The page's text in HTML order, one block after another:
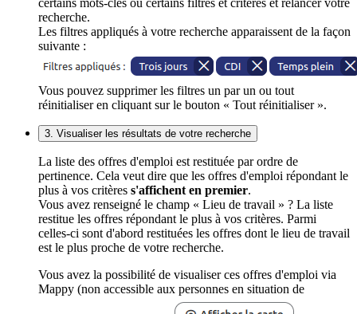
recherche.
Les filtres appliqués à votre recherche apparaissent de la façon
suivante :
Vous pouvez supprimer les filtres un par un ou tout
réinitialiser en cliquant sur le bouton « Tout réinitialiser ».
3. Visualiser les résultats de votre recherche
La liste des offres d'emploi est restituée par ordre de
pertinence. Cela veut dire que les offres d'emploi répondant le
plus à vos critères s'affichent en premier.
Vous avez renseigné le champ « Lieu de travail » ? La liste
restitue les offres répondant le plus à vos critères. Parmi
celles-ci sont d'abord restituées les offres dont le lieu de travail
est le plus proche de votre recherche.
Vous avez la possibilité de visualiser ces offres d'emploi via
Mappy (non accessible aux personnes en situation de